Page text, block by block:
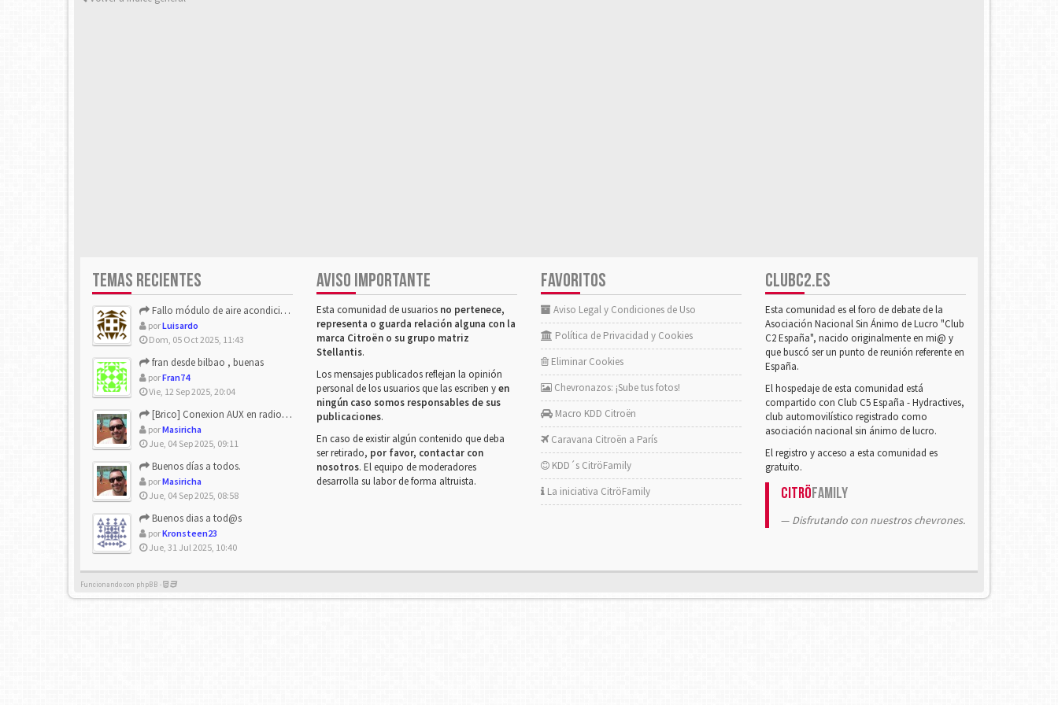
TEMAS RECIENTES
Fallo módulo de aire acondicionado
porLuisardo
Dom, 05 Oct 2025, 11:43
fran desde bilbao , buenas
porFran74
Vie, 12 Sep 2025, 20:04
[Brico] Conexion AUX en radio de origen
porMasiricha
Jue, 04 Sep 2025, 09:11
Buenos días a todos.
porMasiricha
Jue, 04 Sep 2025, 08:58
Buenos dias a tod@s
porKronsteen23
Jue, 31 Jul 2025, 10:40
AVISO IMPORTANTE
Esta comunidad de usuarios no pertenece,
representa o guarda relación alguna con la
marca Citroën o su grupo matriz
Stellantis.
Los mensajes publicados reflejan la opinión
personal de los usuarios que las escriben yen
ningún caso somos responsables de sus
publicaciones.
En caso de existir algún contenido que deba
ser retirado, por favor, contactar con
nosotros. El equipo de moderadores
desarrolla su labor de forma altruista.
FAVORITOS
Aviso Legal y Condiciones de Uso
Política de Privacidad y Cookies
Eliminar Cookies
Chevronazos: ¡Sube tus fotos!
Macro KDD Citroën
Caravana Citroën a París
KDD´s CitröFamily
La iniciativa CitröFamily
CLUBC2.ES
Esta comunidad es el foro de debate de la
Asociación Nacional Sin Ánimo de Lucro "Club
C2 España", nacido originalmente en mi@ y
que buscó ser un punto de reunión referente en
España.
El hospedaje de esta comunidad está
compartido con Club C5 España - Hydractives,
club automovilístico registrado como
asociación nacional sin ánimo de lucro.
El registro y acceso a esta comunidad es
gratuito.
CitröFamily
Disfrutando con nuestros chevrones.
Funcionando con phpBB -